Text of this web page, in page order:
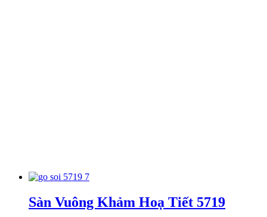
Sàn Vuông Khảm Hoạ Tiết 5719